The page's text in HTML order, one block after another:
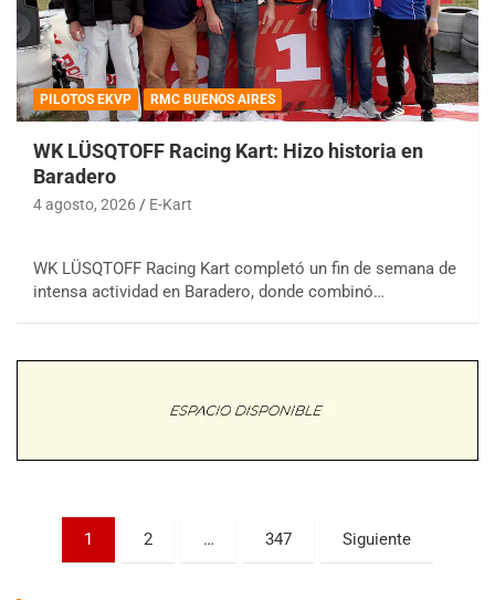
PILOTOS EKVP RMC BUENOS AIRES
WK LÜSQTOFF Racing Kart: Hizo historia en
Baradero
4 agosto, 2026 E-Kart
WK LÜSQTOFF Racing Kart completó un fin de semana de
intensa actividad en Baradero, donde combinó…
Paginación
1 2 … 347 Siguiente
COBERTURA ESPECIAL DE E-KART.COM.AR
08/09-AGO
Trenque Lauquen (Buenos Aires)
Parque de la Velocidad (Asfalto)
Villaguay (Entre Ríos)